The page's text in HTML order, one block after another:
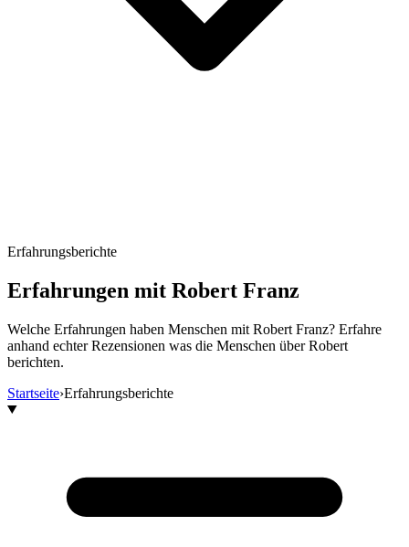
Erfahrungsberichte
Erfahrungen mit Robert Franz
Welche Erfahrungen haben Menschen mit Robert Franz? Erfahre
anhand echter Rezensionen was die Menschen über Robert
berichten.
Startseite›Erfahrungsberichte